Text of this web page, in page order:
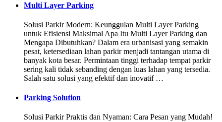
Multi Layer Parking
Solusi Parkir Modern: Keunggulan Multi Layer Parking
untuk Efisiensi Maksimal Apa Itu Multi Layer Parking dan
Mengapa Dibutuhkan? Dalam era urbanisasi yang semakin
pesat, ketersediaan lahan parkir menjadi tantangan utama di
banyak kota besar. Permintaan tinggi terhadap tempat parkir
sering kali tidak sebanding dengan luas lahan yang tersedia.
Salah satu solusi yang efektif dan inovatif …
Parking Solution
Solusi Parkir Praktis dan Nyaman: Cara Pesan yang Mudah!